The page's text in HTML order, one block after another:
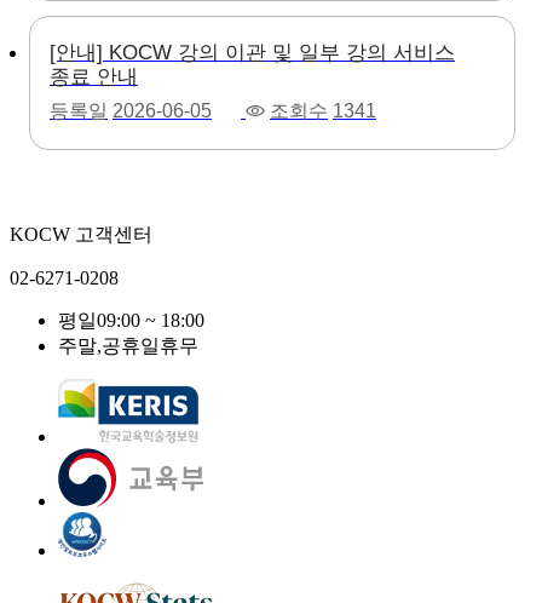
[안내] KOCW 강의 이관 및 일부 강의 서비스
종료 안내
등록일 2026-06-05 조회수 1341
KOCW 고객센터
02-6271-0208
평일09:00 ~ 18:00
주말,공휴일휴무